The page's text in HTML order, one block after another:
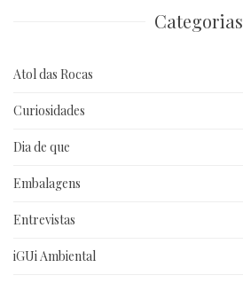
Categorias
Atol das Rocas
Curiosidades
Dia de que
Embalagens
Entrevistas
iGUi Ambiental